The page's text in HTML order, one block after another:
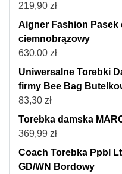
219,90 zł
Aigner Fashion Pasek
ciemnobrązowy
630,00 zł
Uniwersalne Torebki
firmy Bee Bag
83,30 zł
Torebka damska
369,99 zł
Coach Torebka Ppbl
GD/WN Bordowy